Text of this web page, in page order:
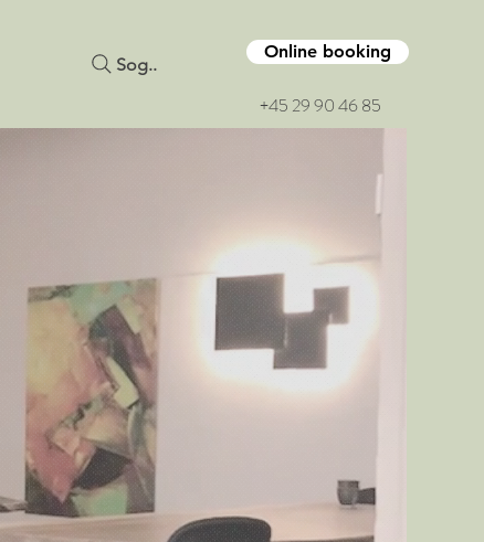
+45 29 90 46 85
Online booking
Sog..